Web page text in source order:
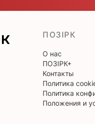
ПОЗІРК
О нас
ПОЗІРК+
Контакты
Политика
Политика
Положения и